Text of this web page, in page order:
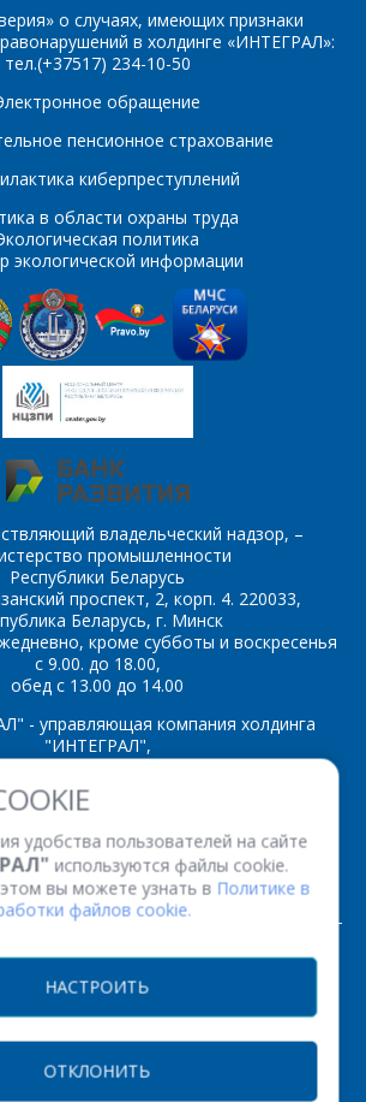
удобства пользователей на сайте
используются файлы cookie.
вы можете узнать в Политике в
файлов cookie.
НАСТРОИТЬ
ОТКЛОНИТЬ
ПОИСК
о случаях, имеющих признаки
в холдинге «ИНТЕГРАЛ»:
тел.(+37517) 234-10-50
обращение
пенсионное страхование
киберпреступлений
в области охраны труда
политика
экологической информации
владельческий надзор, –
промышленности
Республики Беларусь
проспект, 2, корп. 4. 220033,
Беларусь, г. Минск
кроме субботы и воскресенья
с 9.00. до 18.00,
обед с 13.00 до 14.00
- управляющая компания холдинга
"ИНТЕГРАЛ",
д.121А, комната 327, г. Минск, 220108,
Республика Беларусь
17) 338 12 94 УНП 100386629
100386629 от 01.08.2013 г.
Все права защищены.
сотрудники компании
свяжутся с Вами по
вопросам стоимости
и сроков поставки.
Организация*
Телефон*
E-mail
Интересующий товар/
услуга, их количество *
Комментарий *
- обязательные
поля
Ваше имя*
Телефон*
Интересующий товар/
услуга
Сообщение
Я согласен на
обработку
персональных данных
*- обязательные
ОТПРАВИТЬ